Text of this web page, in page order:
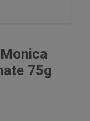
75g